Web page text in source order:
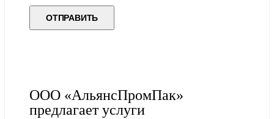
ООО «АльянсПромПак»
предлагает услуги